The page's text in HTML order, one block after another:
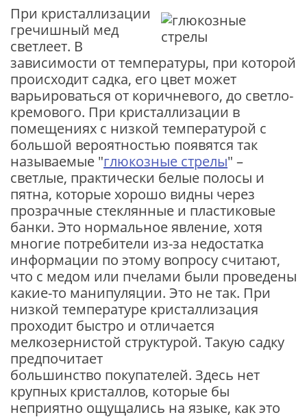
При кристаллизации
гречишный мед
светлеет. В
зависимости от температуры, при которой
происходит садка, его цвет может
варьироваться от коричневого, до светло-
кремового. При кристаллизации в
помещениях с низкой температурой с
большой вероятностью появятся так
называемые "глюкозные стрелы" –
светлые, практически белые полосы и
пятна, которые хорошо видны через
прозрачные стеклянные и пластиковые
банки. Это нормальное явление, хотя
многие потребители из-за недостатка
информации по этому вопросу считают,
что с медом или пчелами были проведены
какие-то манипуляции. Это не так. При
низкой температуре кристаллизация
проходит быстро и отличается
мелкозернистой структурой. Такую садку
предпочитает
большинство покупателей. Здесь нет
крупных кристаллов, которые бы
неприятно ощущались на языке, как это